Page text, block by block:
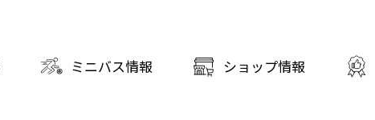
ミニバス情報 ショップ情報